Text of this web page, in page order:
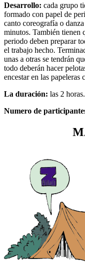
Desarrollo: cada grupo
formado con papel de
canto coreografía o
minutos. También tienen
periodo deben preparar
el trabajo hecho.
unas a otras se tendrán
todo deberán hacer
encestar en las papeleras
La duración: las 2 horas.
Numero de